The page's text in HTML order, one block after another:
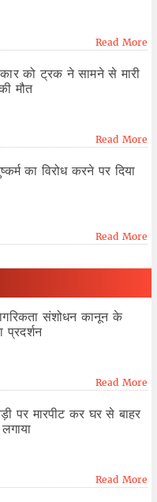
Read More
को ट्रक ने सामने से मारी
मौत
Read More
का विरोध करने पर दिया
Read More
संशोधन कानून के
प्रदर्शन
Read More
पर मारपीट कर घर से बाहर
Read More